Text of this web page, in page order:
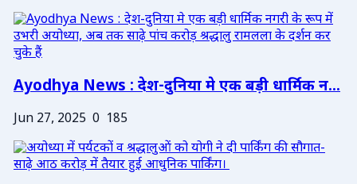
Ayodhya News : देश-दुनिया मे एक बड़ी धार्मिक न...
Jun 27, 2025 0 185